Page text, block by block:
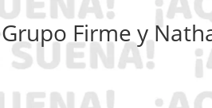
Firme y